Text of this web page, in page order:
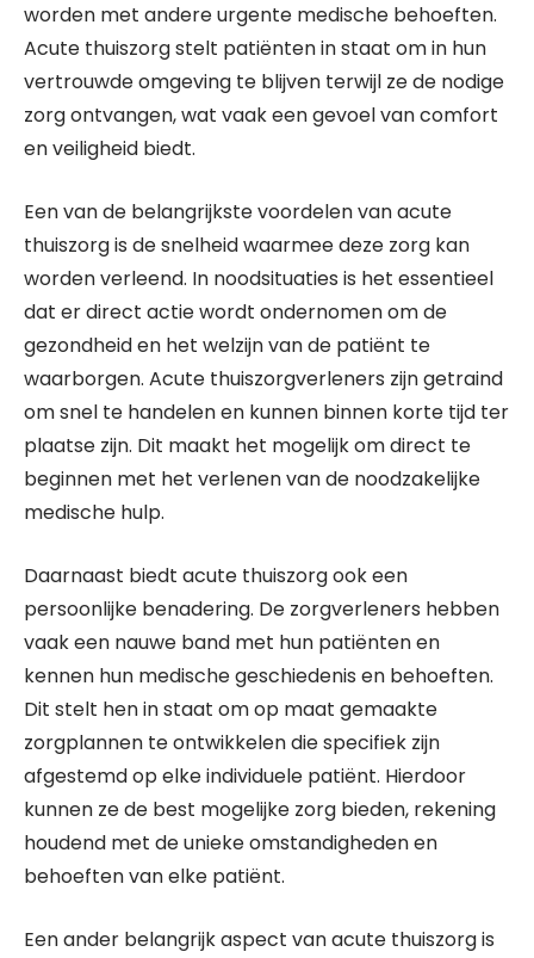
worden met andere urgente medische behoeften.
Acute thuiszorg stelt patiënten in staat om in hun
vertrouwde omgeving te blijven terwijl ze de nodige
zorg ontvangen, wat vaak een gevoel van comfort
en veiligheid biedt.
Een van de belangrijkste voordelen van acute
thuiszorg is de snelheid waarmee deze zorg kan
worden verleend. In noodsituaties is het essentieel
dat er direct actie wordt ondernomen om de
gezondheid en het welzijn van de patiënt te
waarborgen. Acute thuiszorgverleners zijn getraind
om snel te handelen en kunnen binnen korte tijd ter
plaatse zijn. Dit maakt het mogelijk om direct te
beginnen met het verlenen van de noodzakelijke
medische hulp.
Daarnaast biedt acute thuiszorg ook een
persoonlijke benadering. De zorgverleners hebben
vaak een nauwe band met hun patiënten en
kennen hun medische geschiedenis en behoeften.
Dit stelt hen in staat om op maat gemaakte
zorgplannen te ontwikkelen die specifiek zijn
afgestemd op elke individuele patiënt. Hierdoor
kunnen ze de best mogelijke zorg bieden, rekening
houdend met de unieke omstandigheden en
behoeften van elke patiënt.
Een ander belangrijk aspect van acute thuiszorg is